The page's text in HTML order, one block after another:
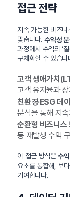
접근 전략
지속 가능한 비즈
맞춥니다.수익성
과정에서 수익의 ‘
구체화할 수 있습니
고객 생애가치
고객 유지율과
친환경·ESG 데
분석을 통해 지
순환형 비즈니스
등 재발생 수익
이 접근 방식은수
요소를 통합해, 보
기여합니다.